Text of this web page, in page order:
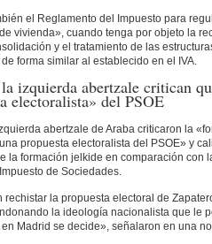
el Reglamento del Impuesto para
vivienda», cuando tenga por objeto la
y el tratamiento de las
forma similar al establecido en el IVA.
izquierda abertzale critican
electoralista» del PSOE
abertzale de Araba criticaron la
propuesta electoralista del PSOE» y
la formación jelkide en comparación con
de Sociedades.
rechistar la propuesta electoral de
la ideología nacionalista que le
Madrid se decide», señalaron en una